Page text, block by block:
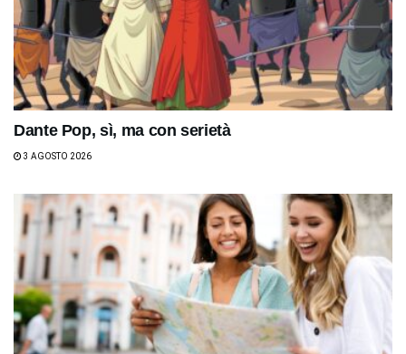
Dante Pop, sì, ma con serietà
3 AGOSTO 2026